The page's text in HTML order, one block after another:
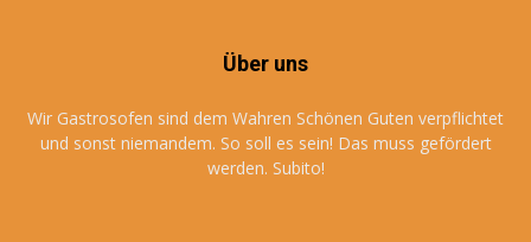
Über uns
Wir Gastrosofen sind dem Wahren Schönen Guten verpflichtet
und sonst niemandem. So soll es sein! Das muss gefördert
werden. Subito!